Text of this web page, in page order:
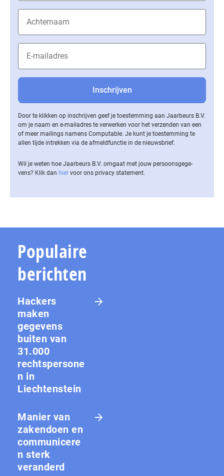
Door te klikken op inschrijven geef je toestemming aan Jaarbeurs B.V.
om je naam en e-mailadres te verwerken voor het verzenden van een
of meer mailings namens Computable. Je kunt je toestemming te
allen tijde intrekken via de af­meld­func­tie in de nieuwsbrief.
Wil je weten hoe Jaarbeurs B.V. omgaat met jouw per­soons­ge­ge­
vens? Klik dan hier voor ons privacy statement.
Populaire
berichten
Hackers
maken
gegevens
buiten van
31.000
rechtspersone
n in
Liechtenstein
Manier van
zakendoen en
communicere
n sterk
veranderd